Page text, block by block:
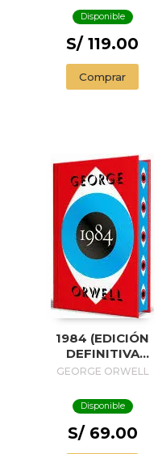
Disponible
S/ 119.00
Comprar
1984 (EDICIÓN
DEFINITIVA
AVALADA POR THE
(EDICIÓN ESPECIAL
LIMITADA CON
CANTOS
PINTADOS) / 1984
GEORGE ORWELL
Disponible
S/ 69.00